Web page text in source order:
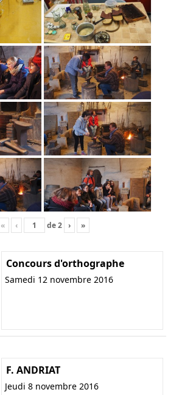
« ‹ de2 › »
Concours d'orthographe
Samedi 12 novembre 2016
F. ANDRIAT
Jeudi 8 novembre 2016